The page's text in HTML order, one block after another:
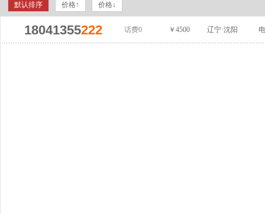
默认排序 价格↑ 价格↓
18041355222 话费0 ￥4500 辽宁·沈阳